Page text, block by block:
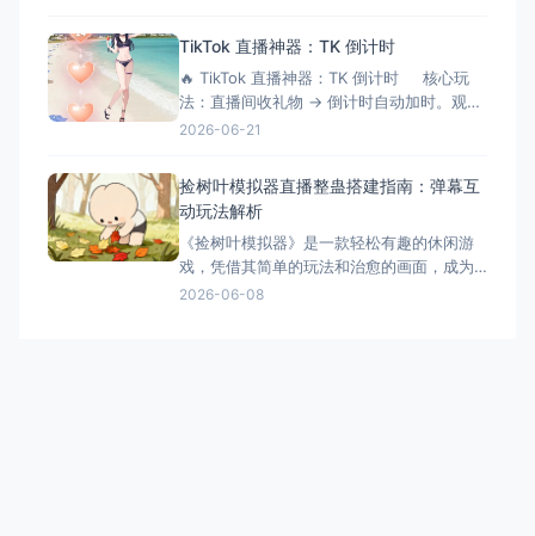
能够增加直播的趣味性，还能有效延长观众
停留时间，提升直播间的活跃度和收益。 什
么是三角洲解密大师模拟器？
TikTok 直播神器：TK 倒计时
🔥 TikTok 直播神器：TK 倒计时 核心玩
法：直播间收礼物 → 倒计时自动加时。观众
刷得越猛，直播/挑战时间越长！完美适配
TikTok 直
2026-06-21
捡树叶模拟器直播整蛊搭建指南：弹幕互
动玩法解析
《捡树叶模拟器》是一款轻松有趣的休闲游
戏，凭借其简单的玩法和治愈的画面，成为
了直播整蛊玩法的新选择。今天就来详细介
2026-06-08